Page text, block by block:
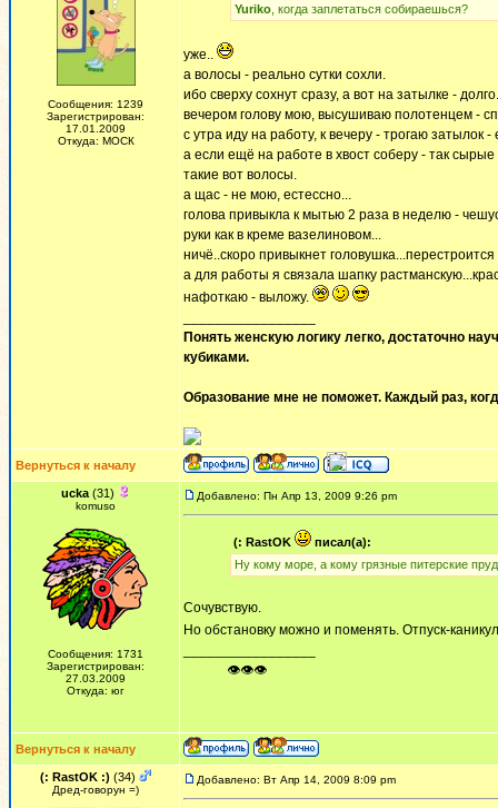
Сообщения: 1239
Зарегистрирован:
17.01.2009
Откуда: МОСК
Yuriko, когда заплетаться собираешься?
уже..
а волосы - реально сутки сохли.
ибо сверху сохнут сразу, а вот на затылке -
вечером голову мою, высушиваю полотенцем -
с утра иду на работу, к вечеру - трогаю затылок
а если ещё на работе в хвост соберу - так
такие вот волосы.
а щас - не мою, естессно...
голова привыкла к мытью 2 раза в неделю -
руки как в креме вазелиновом...
ничё..скоро привыкнет головушка...перестроится
а для работы я связала шапку
нафоткаю - выложу.
Понять женскую логику легко, достаточно
кубиками.
Образование мне не поможет. Каждый раз,
Вернуться к началу
ucka (31)
komuso
Сообщения: 1731
Зарегистрирован:
27.03.2009
Откуда: юг
Добавлено: Пн Апр 13, 2009 9:26 pm
(: RastOK
писал(а):
Ну кому море, а кому грязные питерские
Сочувствую.
Но обстановку можно и поменять. Отпуск-
ᅠ ᅠ ᅠ👁👁👁
Вернуться к началу
(: RastOK :) (34)
Дред-говорун =)
Добавлено: Вт Апр 14, 2009 8:09 pm